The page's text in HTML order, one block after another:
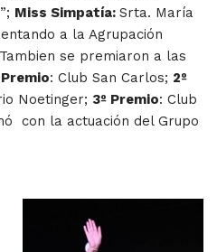
Miss Simpatía: Srta. María
a la Agrupación
se premiaron a las
Premio: Club San Carlos; 2º
Noetinger; 3º Premio: Club
con la actuación del Grupo